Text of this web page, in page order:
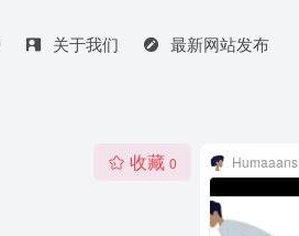
关于我们 最新网站发布
收藏 0 Humaaans